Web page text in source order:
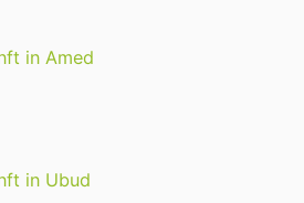
in Amed
in Ubud